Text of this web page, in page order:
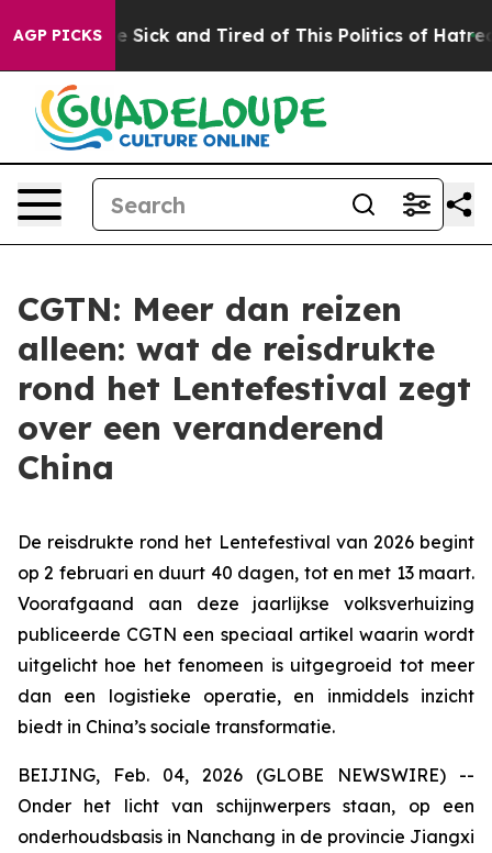
AGP PICKS
Are Sick and Tired of This Politics of Hatred”
CGTN: Meer dan reizen
alleen: wat de reisdrukte
rond het Lentefestival zegt
over een veranderend
China
De reisdrukte rond het Lentefestival van 2026 begint
op 2 februari en duurt 40 dagen, tot en met 13 maart.
Voorafgaand aan deze jaarlijkse volksverhuizing
publiceerde CGTN een speciaal artikel waarin wordt
uitgelicht hoe het fenomeen is uitgegroeid tot meer
dan een logistieke operatie, en inmiddels inzicht
biedt in China’s sociale transformatie.
BEIJING, Feb. 04, 2026 (GLOBE NEWSWIRE) --
Onder het licht van schijnwerpers staan, op een
onderhoudsbasis in Nanchang in de provincie Jiangxi